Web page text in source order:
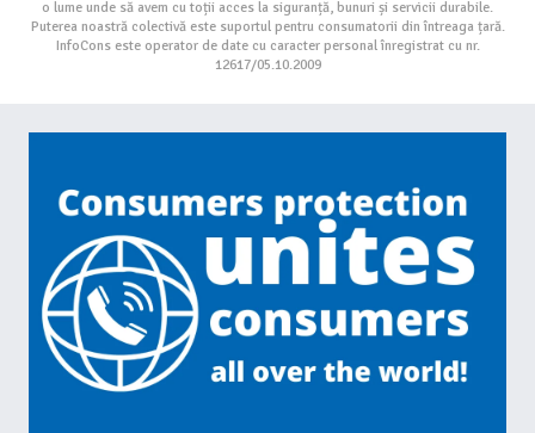
o lume unde să avem cu toții acces la siguranță, bunuri și servicii durabile.
Puterea noastră colectivă este suportul pentru consumatorii din întreaga țară.
InfoCons este operator de date cu caracter personal înregistrat cu nr.
12617/05.10.2009